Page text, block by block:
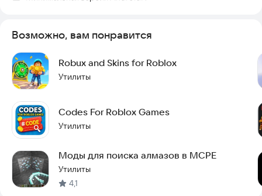
Возможно, вам понравится
Robux and Skins for Roblox
Утилиты
Codes For Roblox Games
Утилиты
Моды для поиска алмазов в MCPE
Утилиты
4,1